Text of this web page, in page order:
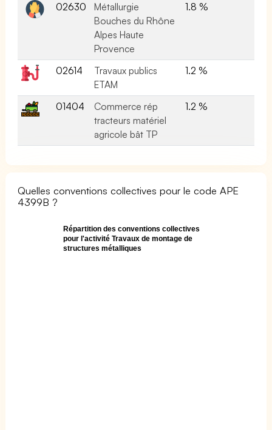
02630
Métallurgie
Bouches du Rhône
Alpes Haute
Provence
1.8 %
02614
Travaux publics
ETAM
1.2 %
01404
Commerce rép
tracteurs matériel
agricole bât TP
1.2 %
Quelles conventions collectives pour le code APE
4399B ?
Répartition des conventions collectives
pour l'activité Travaux de montage de
structures métalliques